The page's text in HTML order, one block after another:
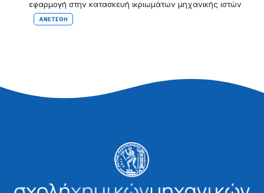
εφαρμογή στην κατασκευή ικριωμάτων μηχανικής ιστών
ΑΝΕΤΈΘΗ